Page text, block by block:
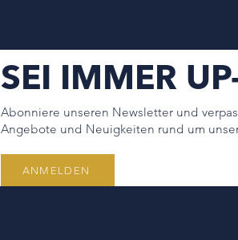
SEI IMMER
Abonniere unseren Newsletter und
Angebote und Neuigkeiten rund um
ANMELDEN